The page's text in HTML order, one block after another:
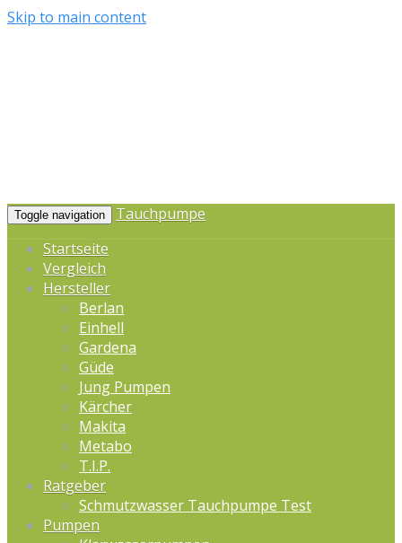
Skip to main content
Toggle navigation
Tauchpumpe
Startseite
Vergleich
Hersteller
Berlan
Einhell
Gardena
Güde
Jung Pumpen
Kärcher
Makita
Metabo
T.I.P.
Ratgeber
Schmutzwasser Tauchpumpe Test
Pumpen